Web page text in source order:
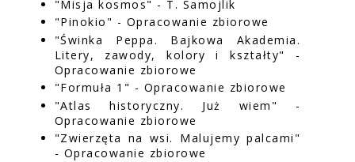
"Misja kosmos" - T. Samojlik
"Pinokio" - Opracowanie zbiorowe
"Świnka Peppa. Bajkowa Akademia.
Litery, zawody, kolory i kształty" -
Opracowanie zbiorowe
"Formuła 1" - Opracowanie zbiorowe
"Atlas historyczny. Już wiem" -
Opracowanie zbiorowe
"Zwierzęta na wsi. Malujemy palcami"
- Opracowanie zbiorowe